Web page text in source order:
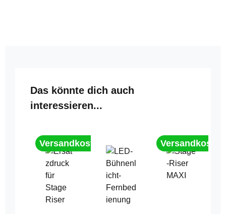
Produktgalerie überspringen
Das könnte dich auch
interessieren...
Versandkostenfrei